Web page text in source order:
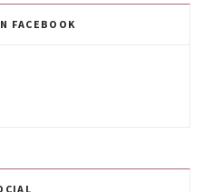
FACEBOOK